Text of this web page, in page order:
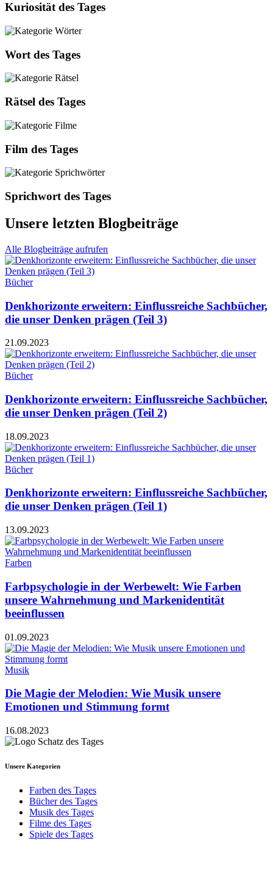
Kuriosität des Tages
Wort des Tages
Rätsel des Tages
Film des Tages
Sprichwort des Tages
Unsere letzten Blogbeiträge
Alle Blogbeiträge aufrufen
Bücher
Denkhorizonte erweitern: Einflussreiche Sachbücher,
die unser Denken prägen (Teil 3)
21.09.2023
Bücher
Denkhorizonte erweitern: Einflussreiche Sachbücher,
die unser Denken prägen (Teil 2)
18.09.2023
Bücher
Denkhorizonte erweitern: Einflussreiche Sachbücher,
die unser Denken prägen (Teil 1)
13.09.2023
Farben
Farbpsychologie in der Werbewelt: Wie Farben
unsere Wahrnehmung und Markenidentität
beeinflussen
01.09.2023
Musik
Die Magie der Melodien: Wie Musik unsere
Emotionen und Stimmung formt
16.08.2023
Unsere Kategorien
Farben des Tages
Bücher des Tages
Musik des Tages
Filme des Tages
Spiele des Tages